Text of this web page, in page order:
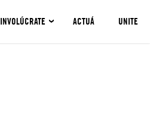
INVOLÚCRATE ACTUÁ UNITE